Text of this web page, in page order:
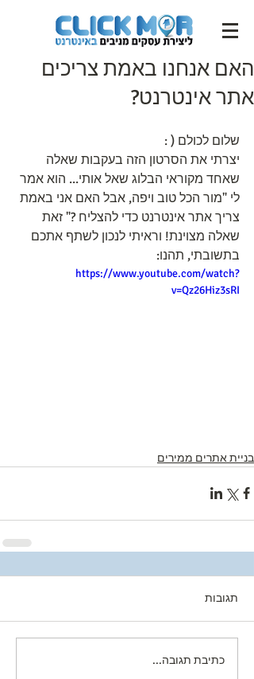
האם אנחנו באמת צריכים
אתר אינטרנט?
שלום לכולם ( :
יצרתי את הסרטון הזה בעקבות שאלה
שאחד מקוראי הבלוג שאל אותי... הוא אמר
לי "מור הכל טוב ויפה, אבל האם אני באמת
צריך אתר אינטרנט כדי להצליח ?" זאת
שאלה מצוינת! וראיתי לנכון לשתף אתכם
בתשובתי, תהנו:
https://www.youtube.com/watch?
v=Qz26Hiz3sRI
בניית אתרים ממירים
תגובות
כתיבת תגובה...